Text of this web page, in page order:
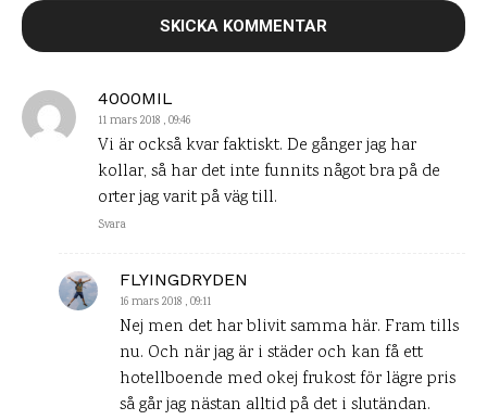
4000MIL
11 mars 2018 , 09:46
Vi är också kvar faktiskt. De gånger jag har
kollar, så har det inte funnits något bra på de
orter jag varit på väg till.
Svara
FLYINGDRYDEN
16 mars 2018 , 09:11
Nej men det har blivit samma här. Fram tills
nu. Och när jag är i städer och kan få ett
hotellboende med okej frukost för lägre pris
så går jag nästan alltid på det i slutändan.